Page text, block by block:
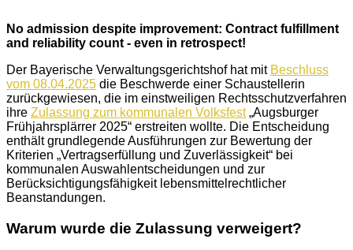
No admission despite improvement: Contract fulfillment
and reliability count - even in retrospect!
Der Bayerische Verwaltungsgerichtshof hat mit Beschluss
vom 08.04.2025 die Beschwerde einer Schaustellerin
zurückgewiesen, die im einstweiligen Rechtsschutzverfahren
ihre Zulassung zum kommunalen Volksfest„Augsburger
Frühjahrsplärrer 2025“ erstreiten wollte. Die Entscheidung
enthält grundlegende Ausführungen zur Bewertung der
Kriterien „Vertragserfüllung und Zuverlässigkeit“ bei
kommunalen Auswahlentscheidungen und zur
Berücksichtigungsfähigkeit lebensmittelrechtlicher
Beanstandungen.
Warum wurde die Zulassung verweigert?